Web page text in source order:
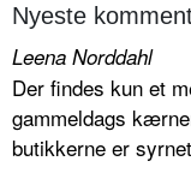
Nyeste
Leena Norddahl
Der findes kun et
gammeldags
butikkerne er